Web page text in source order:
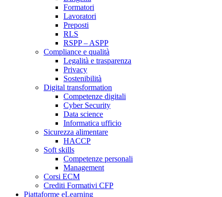
Formatori
Lavoratori
Preposti
RLS
RSPP – ASPP
Compliance e qualità
Legalità e trasparenza
Privacy
Sostenibilità
Digital transformation
Competenze digitali
Cyber Security
Data science
Informatica ufficio
Sicurezza alimentare
HACCP
Soft skills
Competenze personali
Management
Corsi ECM
Crediti Formativi CFP
Piattaforme eLearning